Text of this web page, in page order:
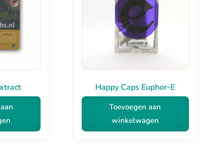
Happy Caps Euphor-E
Toevoegen aan
winkelwagen